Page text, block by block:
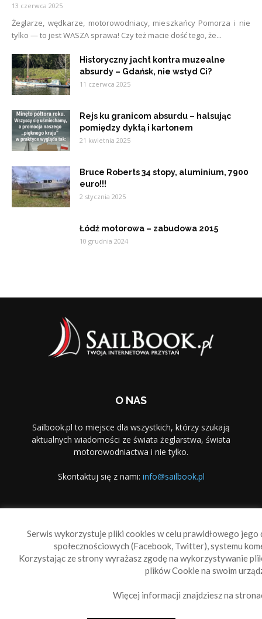
13 czerwca 2025
Żeglarze, wędkarze, motorowodniacy, mieszkańcy Pomorza i nie
tylko — to jest WASZA sprawa! Czy też macie dość tego, że...
Historyczny jacht kontra muzealne
absurdy – Gdańsk, nie wstyd Ci?
11 czerwca 2025
Rejs ku granicom absurdu – halsując
pomiędzy dyktą i kartonem
21 kwietnia 2025
Bruce Roberts 34 stopy, aluminium, 7900
euro!!!
2 stycznia 2025
Łódź motorowa – zabudowa 2015
10 grudnia 2024
O NAS
Sailbook.pl to miejsce dla wszystkich, którzy szukają
aktualnych wiadomości ze świata żeglarstwa, świata
motorowodniactwa i nie tylko.
Skontaktuj się z nami: info@sailbook.pl
Reklama
Polityka prywatności
Serwis wykorzystuje pliki cookies w celu prawidłowego
społecznościowych (Facebook, Twitter), systemu
Korzystając ze strony wyrażasz zgodę na wykorzystywanie
plików Cookie na swoim
Więcej informacji znajdziesz na